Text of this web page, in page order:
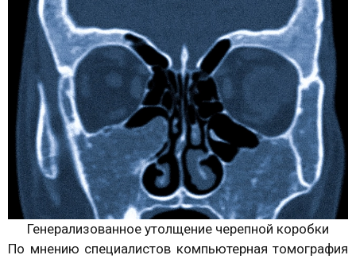
Генерализованное утолщение черепной коробки
По мнению специалистов компьютерная томография